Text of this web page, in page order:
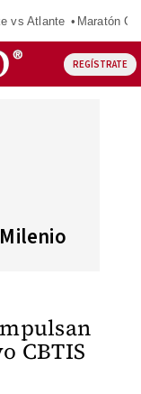
vs Atlante Maratón
REGÍSTRATE
CBTIS